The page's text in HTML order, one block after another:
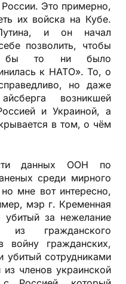
Это примерно,
их войска на Кубе.
и он начал
позволить, чтобы
бы то ни было
к НАТО». То, о
но даже
возникшей
и Украиной, а
в том, о чём
данных ООН по
среди мирного
мне вот интересно,
мэр г. Кременная
за нежелание
из гражданского
войну гражданских,
убитый сотрудниками
членов украинской